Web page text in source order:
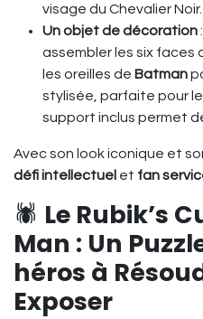
visage du Chevalier Noir.
Un objet de décoration
assembler les six
les oreilles de Batman
stylisée, parfaite pour
support inclus permet
Avec son look iconique et
défi intellectuel et fan
🕷️ Le Rubik’s
Man : Un
héros à
Exposer